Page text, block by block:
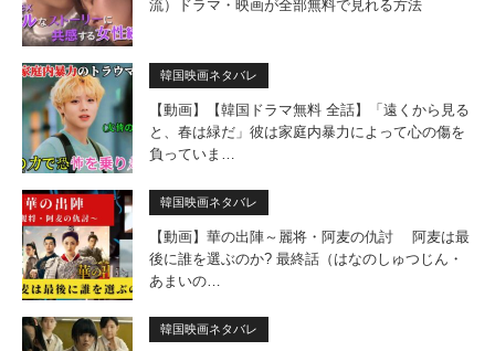
流）ドラマ・映画が全部無料で見れる方法
韓国映画ネタバレ
【動画】【韓国ドラマ無料 全話】「遠くから見る
と、春は緑だ」彼は家庭内暴力によって心の傷を
負っていま…
韓国映画ネタバレ
【動画】華の出陣～麗将・阿麦の仇討 阿麦は最
後に誰を選ぶのか? 最終話（はなのしゅつじん・
あまいの…
韓国映画ネタバレ